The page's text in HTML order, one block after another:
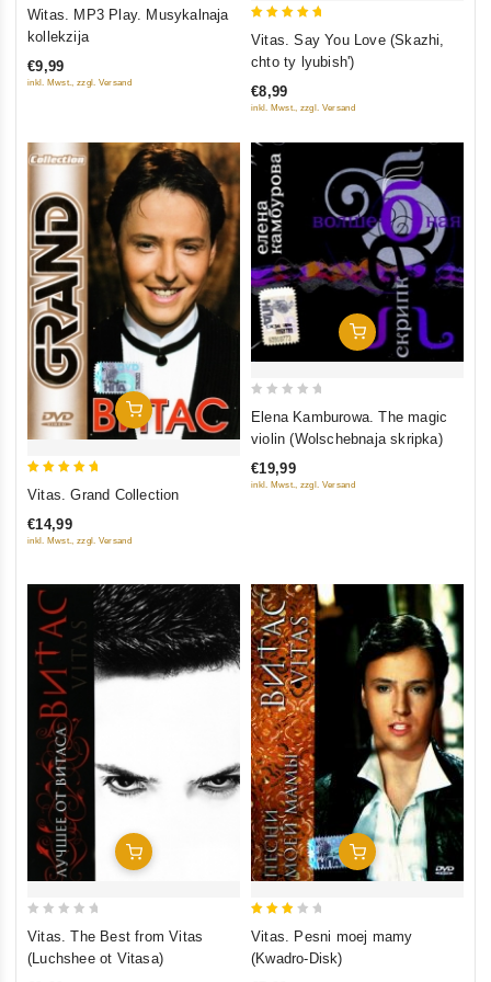
5
Witas. MP3 Play. Musykalnaja
kollekzija
€9,99
inkl. Mwst., zzgl. Versand
Vitas. Say You Love (Skazhi,
chto ty lyubish')
€8,99
inkl. Mwst., zzgl. Versand
In Den Warenkorb
Vitas. Grand Collection
€14,99
inkl. Mwst., zzgl. Versand
In Den Warenkorb
5
Elena Kamburowa. The magic
violin (Wolschebnaja skripka)
€19,99
inkl. Mwst., zzgl. Versand
In Den Warenkorb
Vitas. The Best from Vitas
(Luchshee ot Vitasa)
In Den Warenkorb
Vitas. Pesni moej mamy
(Kwadro-Disk)